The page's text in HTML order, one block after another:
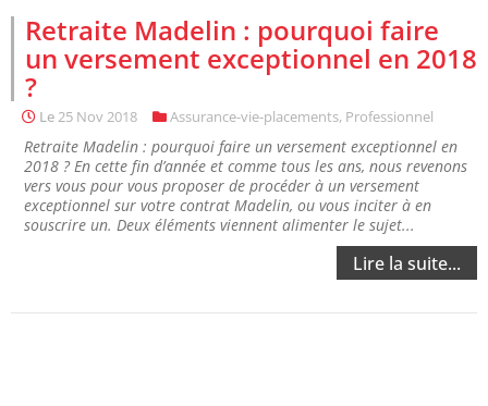
Retraite Madelin : pourquoi faire
un versement exceptionnel en 2018
?
Le25 Nov 2018 Assurance-vie-placements, Professionnel
Retraite Madelin : pourquoi faire un versement exceptionnel en
2018 ? En cette fin d’année et comme tous les ans, nous revenons
vers vous pour vous proposer de procéder à un versement
exceptionnel sur votre contrat Madelin, ou vous inciter à en
souscrire un. Deux éléments viennent alimenter le sujet...
Lire la suite...